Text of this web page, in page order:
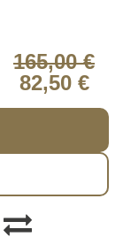
165,00 €
82,50 €